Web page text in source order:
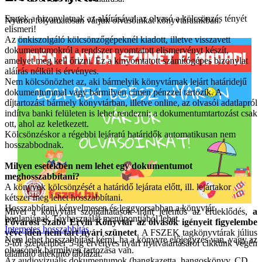
Ennek a bizonylatnak az aláírásával az olvasó a kölcsönzés tényét
elismeri!
Az önkiszolgáló kölcsönzőgépeknél kiadott, illetve visszavett
dokumentumokról a rendszer nyomtatott elismervényt készít,
amelyet meg kell őrizni. Ez a kinyomtatott számítógépes bizonylat
aláírás nélkül is érvényes.
Nem kölcsönözhet az, aki bármelyik könyvtárnak lejárt határidejű
dokumentummal vagy bármilyen címen pénzzel tartozik. A
díjtartozást bármely könyvtárban, illetve online, az olvasói adatlapról
indítva banki felületen is lehet rendezni; a dokumentumtartozást csak
ott, ahol az keletkezett.
Kölcsönzéskor a régebbi lejáratú határidők automatikusan nem
hosszabbodnak.
Milyen esetekben nem lehet egy dokumentumot
meghosszabbítani?
A könyvek kölcsönzését a határidő lejárata előtt, ill. lejártakor
kétszer meg lehet hosszabbítani.
Hosszabbítani kényelmesen és leggyorsabban a könyvtár
honlapjának Távhasználat menüpontjából lehet.
Internetes hosszabbítás
Nem lehet hosszabbítást kérni, ha a könyvre előjegyzés van, vagy az
olvasónak bármilyen tartozása van.
Nyáron folyamatosan várjuk olvasóinkat könyvtárainkban.
Mivel a könyvtári szolgáltatások iránt jelentős az érdeklődés, a
Fővárosi Szabó Ervin Könyvtár az olvasók igényeit figyelembe
véve idén nem tart nyári szünetet. A FSZEK tagkönyvtárak július
5-től szeptember 5-ig érvényes nyári nyitvatartásáról cikkünk végén
található áttekintő táblázat.